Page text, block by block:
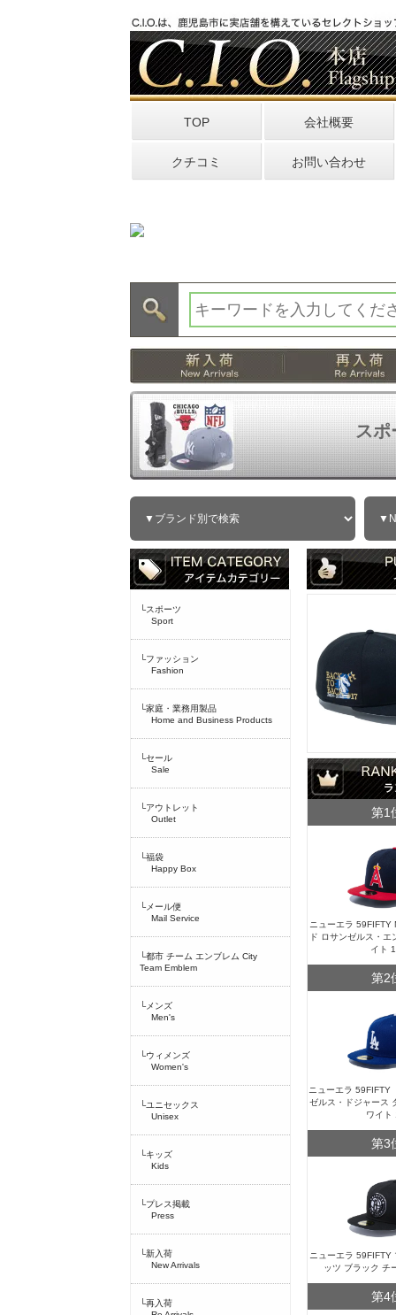
TOP 会社概要
クチコミ お問い合わせ
スポ
└スポーツ
Sport
└ファッション
Fashion
└家庭・業務用製品
Home and Business Products
└セール
Sale
└アウトレット
Outlet
└福袋
Happy Box
└メール便
Mail Service
└都市 チーム エンブレム City
Team Emblem
└メンズ
Men's
└ウィメンズ
Women's
└ユニセックス
Unisex
└キッズ
Kids
└プレス掲載
Press
└新入荷
New Arrivals
└再入荷
第1
ニューエラ 59FIFTY
ド ロサンゼルス・エ
イト
第2
ニューエラ 59FIFTY
ゼルス・ドジャース
ワイト
第3
ニューエラ 59FIFTY
ッツ ブラック チ
第4